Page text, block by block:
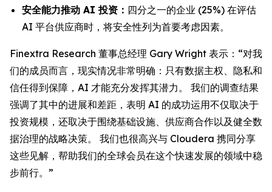
安全能力推动 AI 投资： 四分之一的企业 (25%) 在评估
AI 平台供应商时，将安全性列为首要考虑因素。
Finextra Research 董事总经理 Gary Wright 表示：“对我
们的成员而言，现实情况非常明确：只有数据主权、隐私和
信任得到保障，AI 才能充分发挥其潜力。 我们的调查结果
强调了其中的进展和差距，表明 AI 的成功运用不仅取决于
投资规模，还取决于围绕基础设施、供应商合作以及健全数
据治理的战略决策。 我们也很高兴与 Cloudera 携同分享
这些见解，帮助我们的全球会员在这个快速发展的领域中稳
步前行。”